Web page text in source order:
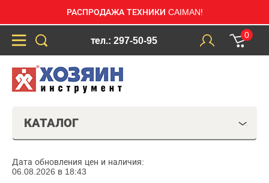
РАСПРОДАЖА ТЕХНИКИ CAIMAN!
тел.: 297-50-95
0
КАТАЛОГ
Дата обновления цен и наличия:
06.08.2026 в 18:43